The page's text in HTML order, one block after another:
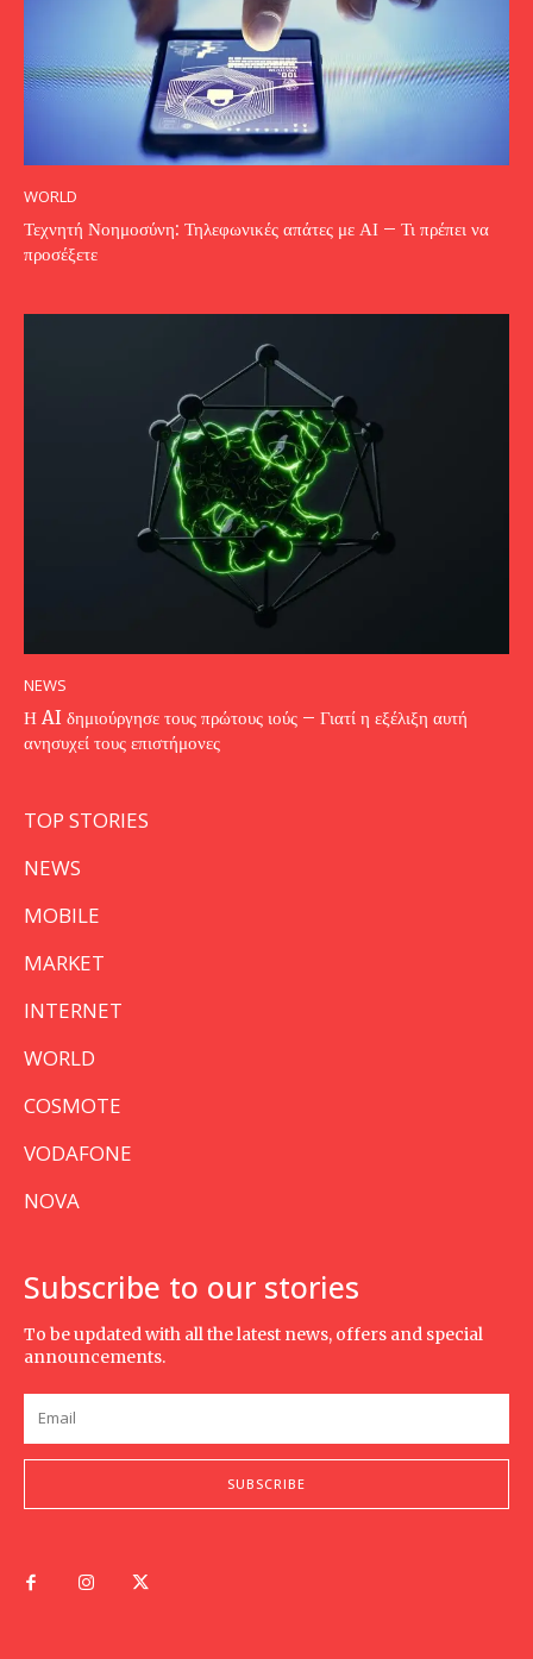
WORLD
Τεχνητή Νοημοσύνη: Τηλεφωνικές απάτες με ΑΙ – Τι πρέπει να
προσέξετε
NEWS
Η AI δημιούργησε τους πρώτους ιούς – Γιατί η εξέλιξη αυτή
ανησυχεί τους επιστήμονες
TOP STORIES
NEWS
MOBILE
MARKET
INTERNET
WORLD
COSMOTE
VODAFONE
NOVA
Subscribe to our stories
To be updated with all the latest news, offers and special
announcements.
SUBSCRIBE